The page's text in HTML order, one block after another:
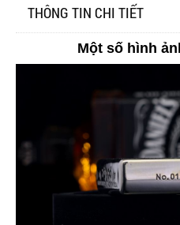
THÔNG TIN CHI TIẾT
Một số hình